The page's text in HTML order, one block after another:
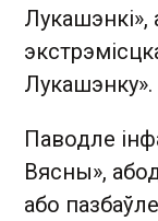
Лукашэнкі»,
Лукашэнку».
Паводле
Вясны»,
або